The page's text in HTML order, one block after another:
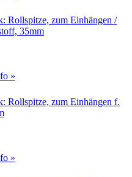
Rollspitze, zum Einhängen /
35mm
»
Rollspitze, zum Einhängen f.
»